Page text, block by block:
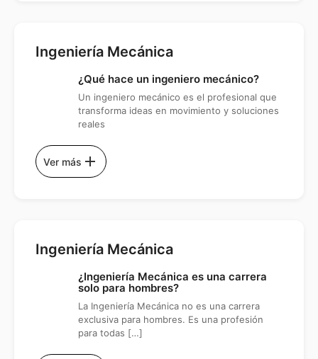
Ingeniería Mecánica
¿Qué hace un ingeniero mecánico?
Un ingeniero mecánico es el profesional que
transforma ideas en movimiento y soluciones
reales
Ver más add
Ingeniería Mecánica
¿Ingeniería Mecánica es una carrera
solo para hombres?
La Ingeniería Mecánica no es una carrera
exclusiva para hombres. Es una profesión
para todas […]